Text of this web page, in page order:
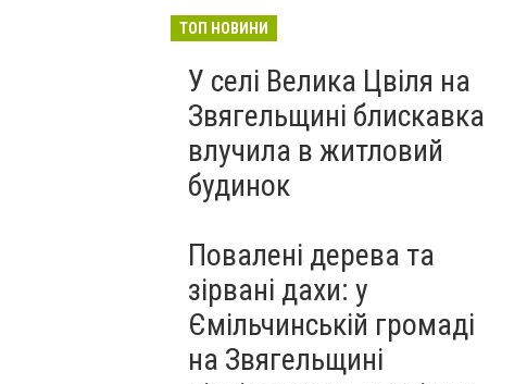
майбутніх водійок автобусів
ТОП НОВИНИ
У селі Велика Цвіля на
Звягельщині блискавка
влучила в житловий
будинок
Повалені дерева та
зірвані дахи: у
Ємільчинській громаді
на Звягельщині